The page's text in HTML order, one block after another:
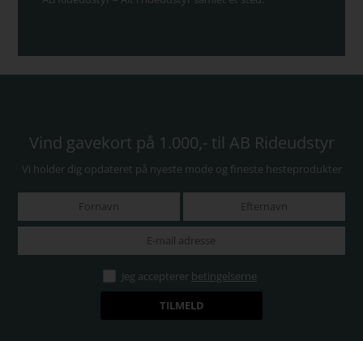
Vind gavekort på 1.000,- til AB Rideudstyr
Vi holder dig opdateret på nyeste mode og fineste hesteprodukter
Jeg accepterer betingelserne